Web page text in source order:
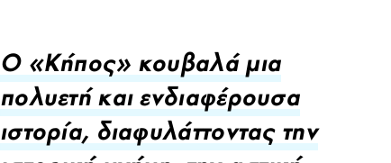
Ο «Κήπος» κουβαλά μια
πολυετή και ενδιαφέρουσα
ιστορία, διαφυλάττοντας την